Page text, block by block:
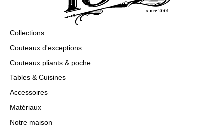
Collections
Couteaux d'exceptions
Couteaux pliants & poche
Tables & Cuisines
Accessoires
Matériaux
Notre maison